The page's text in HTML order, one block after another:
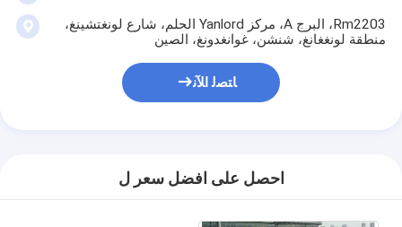
Rm2203، البرج A، مركز Yanlord الحلم، شارع لونغتشينغ،
منطقة لونغغانغ، شنشن، غوانغدونغ، الصين
ﺎﺘﺼﻟ ﺍﻶﻧ
احصل على افضل سعر ل